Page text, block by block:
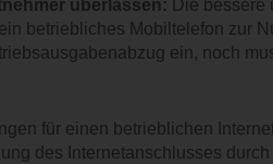
überlassen: Die bessere
betriebliches Mobiltelefon zur
ein, noch
für einen betrieblichen
des Internetanschlusses